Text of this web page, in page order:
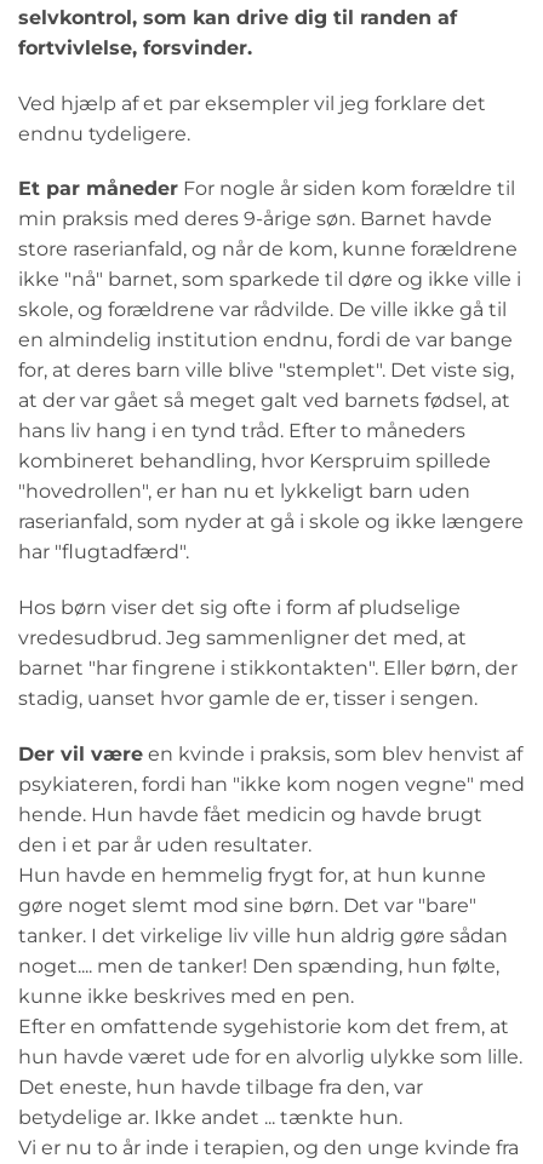
selvkontrol, som kan drive dig til randen af
fortvivlelse, forsvinder.
Ved hjælp af et par eksempler vil jeg forklare det
endnu tydeligere.
Et par måneder For nogle år siden kom forældre til
min praksis med deres 9-årige søn. Barnet havde
store raserianfald, og når de kom, kunne forældrene
ikke "nå" barnet, som sparkede til døre og ikke ville i
skole, og forældrene var rådvilde. De ville ikke gå til
en almindelig institution endnu, fordi de var bange
for, at deres barn ville blive "stemplet". Det viste sig,
at der var gået så meget galt ved barnets fødsel, at
hans liv hang i en tynd tråd. Efter to måneders
kombineret behandling, hvor Kerspruim spillede
"hovedrollen", er han nu et lykkeligt barn uden
raserianfald, som nyder at gå i skole og ikke længere
har "flugtadfærd".
Hos børn viser det sig ofte i form af pludselige
vredesudbrud. Jeg sammenligner det med, at
barnet "har fingrene i stikkontakten". Eller børn, der
stadig, uanset hvor gamle de er, tisser i sengen.
Der vil være en kvinde i praksis, som blev henvist af
psykiateren, fordi han "ikke kom nogen vegne" med
hende. Hun havde fået medicin og havde brugt
den i et par år uden resultater.
Hun havde en hemmelig frygt for, at hun kunne
gøre noget slemt mod sine børn. Det var "bare"
tanker. I det virkelige liv ville hun aldrig gøre sådan
noget.... men de tanker! Den spænding, hun følte,
kunne ikke beskrives med en pen.
Efter en omfattende sygehistorie kom det frem, at
hun havde været ude for en alvorlig ulykke som lille.
Det eneste, hun havde tilbage fra den, var
betydelige ar. Ikke andet ... tænkte hun.
Vi er nu to år inde i terapien, og den unge kvinde fra